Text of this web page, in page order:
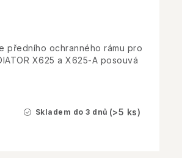
Skladem do 3 dnů (>5 ks)
předního ochranného rámu pro
X625 a X625-A posouvá